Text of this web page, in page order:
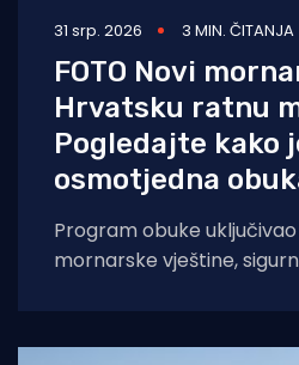
31 srp. 2026 3 MIN. ČITANJA
FOTO Novi
Hrvatsku ratnu
Pogledajte kako
osmotjedna
Program obuke
mornarske vještine,